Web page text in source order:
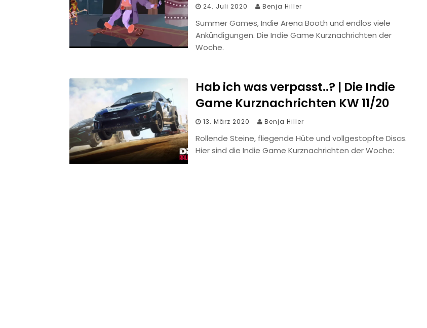
24. Juli 2020 Benja Hiller
Summer Games, Indie Arena Booth und endlos viele
Ankündigungen. Die Indie Game Kurznachrichten der
Woche.
Hab ich was verpasst..? | Die Indie
Game Kurznachrichten KW 11/20
13. März 2020 Benja Hiller
Rollende Steine, fliegende Hüte und vollgestopfte Discs.
Hier sind die Indie Game Kurznachrichten der Woche: